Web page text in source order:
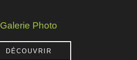
Galerie Photo
DÉCOUVRIR